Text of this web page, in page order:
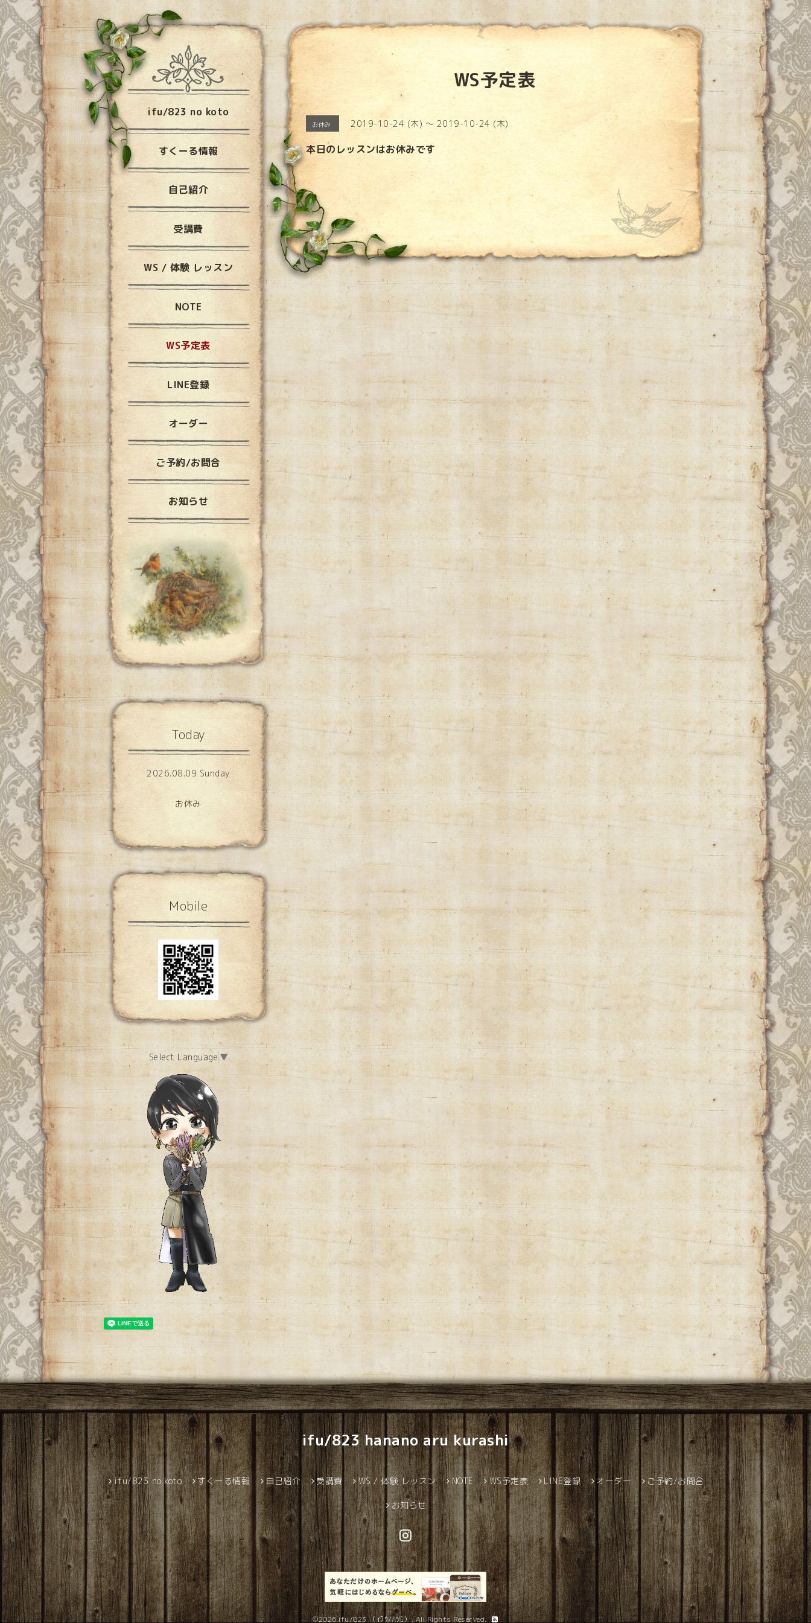
WS予定表
お休み 2019-10-24 (木) ～ 2019-10-24 (木)
本日のレッスンはお休みです
ifu/823 no koto
すくーる情報
自己紹介
受講費
WS / 体験 レッスン
NOTE
WS予定表
LINE登録
オーダー
ご予約/お問合
お知らせ
Today
2026.08.09 Sunday
お休み
Mobile
Select Language ▼
ifu/823 hanano aru kurashi
ifu/823 no koto すくーる情報 自己紹介 受講費 WS / 体験 レッスン NOTE WS予定表 LINE登録 オーダー ご予約/お問合
お知らせ
©2026ifu/823 （ｲﾌｳ/ﾊﾂﾐ）. All Rights Reserved.